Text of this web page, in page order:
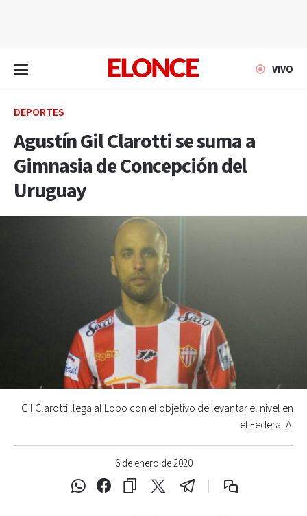
VIVO
DEPORTES
Agustín Gil Clarotti se suma a
Gimnasia de Concepción del
Uruguay
6 de enero de 2020
Gil Clarotti llega al Lobo con el objetivo de levantar el nivel en
el Federal A.